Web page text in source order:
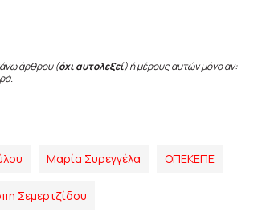
άρθρου (όχι αυτολεξεί) ή μέρους αυτών μόνο αν:
Μαρία Συρεγγέλα ΟΠΕΚΕΠΕ
Σεμερτζίδου